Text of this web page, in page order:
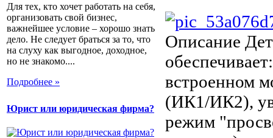
Для тех, кто хочет работать на себя,
организовать свой бизнес,
важнейшее условие – хорошо знать
дело. Не следует браться за то, что
на слуху как выгодное, доходное,
но не знакомо....
Подробнее »
Юрист или юридическая фирма?
Описание
встроенном
(ИК1/ИК2),
режим